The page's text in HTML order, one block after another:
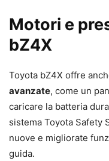
Motori e
bZ4X
Toyota bZ4X offre
avanzate, come un
caricare la batteria
sistema Toyota Safety
nuove e migliorate
guida.